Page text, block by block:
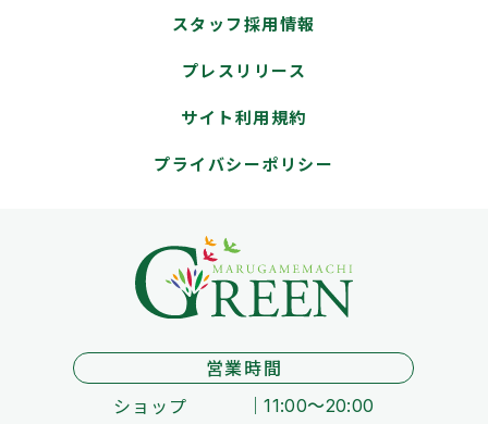
スタッフ採用情報
プレスリリース
サイト利用規約
プライバシーポリシー
営業時間
ショップ
11:00～20:00